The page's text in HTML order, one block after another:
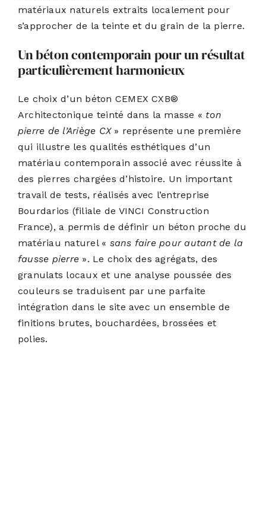
matériaux naturels extraits localement pour
s’approcher de la teinte et du grain de la pierre.
Un béton contemporain pour un résultat
particulièrement harmonieux
Le choix d’un béton CEMEX CXB®
Architectonique teinté dans la masse « ton
pierre de l’Ariège CX» représente une première
qui illustre les qualités esthétiques d’un
matériau contemporain associé avec réussite à
des pierres chargées d’histoire. Un important
travail de tests, réalisés avec l’entreprise
Bourdarios (filiale de VINCI Construction
France), a permis de définir un béton proche du
matériau naturel « sans faire pour autant de la
fausse pierre ». Le choix des agrégats, des
granulats locaux et une analyse poussée des
couleurs se traduisent par une parfaite
intégration dans le site avec un ensemble de
finitions brutes, bouchardées, brossées et
polies.